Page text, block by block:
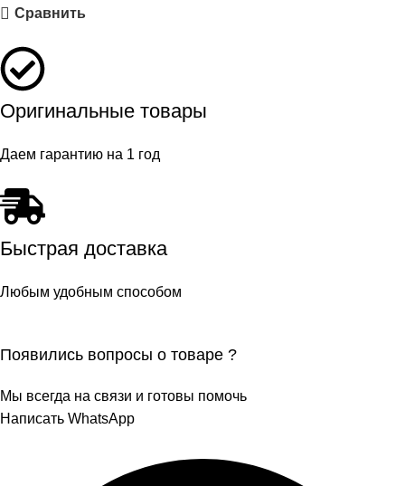
Сравнить
Оригинальные товары
Даем гарантию на 1 год
Быстрая доставка
Любым удобным способом
Появились вопросы о товаре ?
Мы всегда на связи и готовы помочь
Написать WhatsApp